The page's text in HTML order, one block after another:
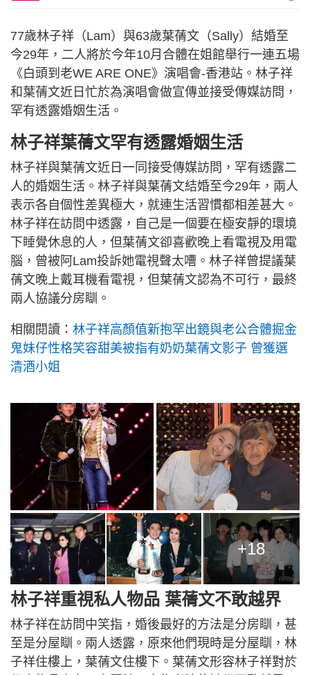
77歲林子祥（Lam）與63歲葉蒨文（Sally）結婚至
今29年，二人將於今年10月合體在姐館舉行一連五場
《白頭到老WE ARE ONE》演唱會-香港站。林子祥
和葉蒨文近日忙於為演唱會做宣傳並接受傳媒訪問，
罕有透露婚姻生活。
林子祥葉蒨文罕有透露婚姻生活
林子祥與葉蒨文近日一同接受傳媒訪問，罕有透露二
人的婚姻生活。林子祥與葉蒨文結婚至今29年，兩人
表示各自個性差異極大，就連生活習慣都相差甚大。
林子祥在訪問中透露，自己是一個要在極安靜的環境
下睡覺休息的人，但葉蒨文卻喜歡晚上看電視及用電
腦，曾被阿Lam投訴她電視聲太嘈。林子祥曾提議葉
蒨文晚上戴耳機看電視，但葉蒨文認為不可行，最終
兩人協議分房瞓。
相關閱讀： 林子祥高顏值新抱罕出鏡與老公合體掘金
鬼妹仔性格笑容甜美被指有奶奶葉蒨文影子 曾獲選
清酒小姐
+18
林子祥重視私人物品 葉蒨文不敢越界
林子祥在訪問中笑指，婚後最好的方法是分房瞓，甚
至是分屋瞓。兩人透露，原來他們現時是分屋瞓，林
子祥住樓上，葉蒨文住樓下。葉蒨文形容林子祥對於